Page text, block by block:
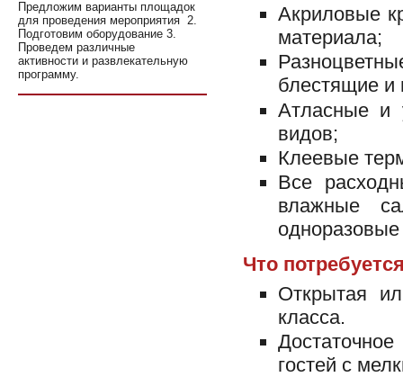
Акриловые
материала;
блестящие и
Атласные и
видов;
Клеевые
Все
влажные
Что
Открытая
класса.
гостей с
Предложим варианты площадок
для проведения мероприятия 2.
Подготовим оборудование 3.
Проведем различные
активности и развлекательную
программу.